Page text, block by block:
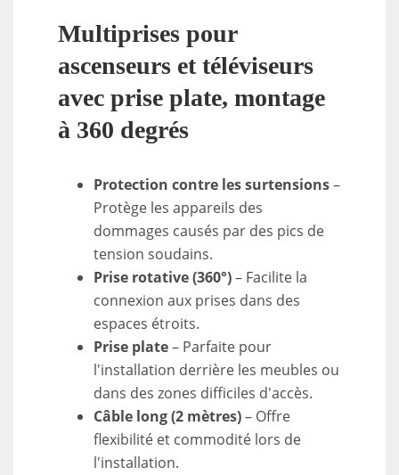
Multiprises pour
ascenseurs et téléviseurs
avec prise plate, montage
à 360 degrés
Protection contre les surtensions–
Protège les appareils des
dommages causés par des pics de
tension soudains.
Prise rotative (360°)– Facilite la
connexion aux prises dans des
espaces étroits.
Prise plate– Parfaite pour
l'installation derrière les meubles ou
dans des zones difficiles d'accès.
Câble long (2 mètres)– Offre
flexibilité et commodité lors de
l'installation.